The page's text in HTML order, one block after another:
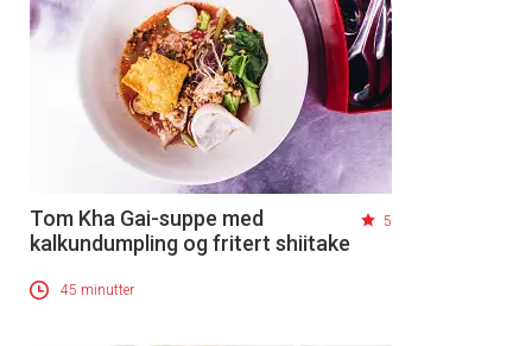
Tom Kha Gai-suppe med
kalkundumpling og fritert shiitake
5
45 minutter